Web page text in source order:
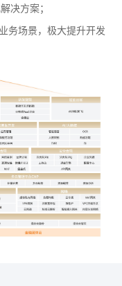
决方案；
务场景，极大提升开发